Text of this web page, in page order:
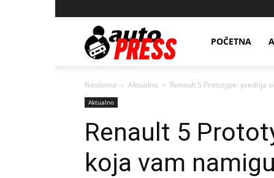
AutopressHRPOČETNA
Naslovna Aktualno Renault 5 Prototype: prednja
Aktualno
Renault 5
koja vam